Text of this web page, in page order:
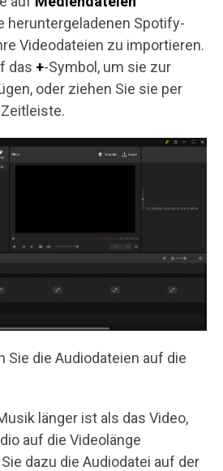
heruntergeladenen Spotify-
Videodateien zu importieren.
das +-Symbol, um sie zur
oder ziehen Sie sie per
Zeitleiste.
Sie die Audiodateien auf die
länger ist als das Video,
auf die Videolänge
dazu die Audiodatei auf der